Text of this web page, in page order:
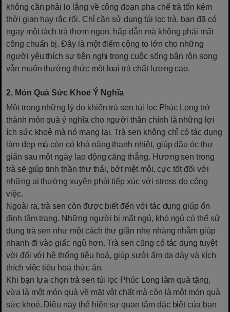
không cần phải lo lắng về công đoạn pha chế trà tốn kém
thời gian hay rắc rối. Chỉ cần sử dụng túi lọc trà, bạn đã có
ngay một tách trà thơm ngon, hấp dẫn mà không phải mất
công chuẩn bị. Đây là một điểm cộng to lớn cho những
người yêu thích sự tiện nghi trong cuộc sống bận rộn song
vẫn muốn thưởng thức một loại trà chất lượng cao.
2, Món Quà Sức Khoẻ Ý Nghĩa
Một trong những lý do khiến trà sen túi lọc Phúc Long trở
thành món quà ý nghĩa cho người thân chính là những lợi
ích sức khoẻ mà nó mang lại. Trà sen không chỉ có tác dụng
làm đẹp mà còn có khả năng thanh nhiệt, giúp đầu óc thư
giãn sau một ngày lao động căng thẳng. Hương sen trong
trà sẽ giúp tinh thần thư thái, bớt mệt mỏi, cực tốt đối với
những ai thường xuyên phải tiếp xúc với stress do công
việc.
Ngoài ra, trà sen còn được biết đến với tác dụng giúp ổn
định tâm trạng. Những người bị mất ngủ, khó ngủ có thể sử
dụng trà sen như một cách thư giãn nhẹ nhàng nhằm giúp
nhanh đi vào giấc ngủ hơn. Trà sen cũng có tác dụng tuyệt
vời đối với hệ thống tiêu hoá, giúp sưởi ấm dạ dày và kích
thích việc tiêu hoá thức ăn.
Khi bạn lựa chọn trà sen túi lọc Phúc Long làm quà tặng,
vừa là một món quà về mặt vật chất mà còn là một món quà
sức khoẻ. Điều này thể hiện sự quan tâm đặc biệt của bạn